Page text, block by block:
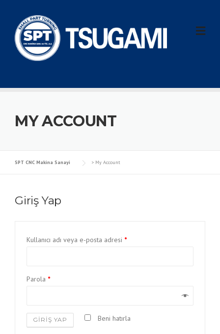
content
MY ACCOUNT
SPT CNC Makina Sanayi > My Account
Giriş Yap
Kullanıcı adı veya e-posta adresi *
Parola *
Beni hatırla
GIRIŞ YAP